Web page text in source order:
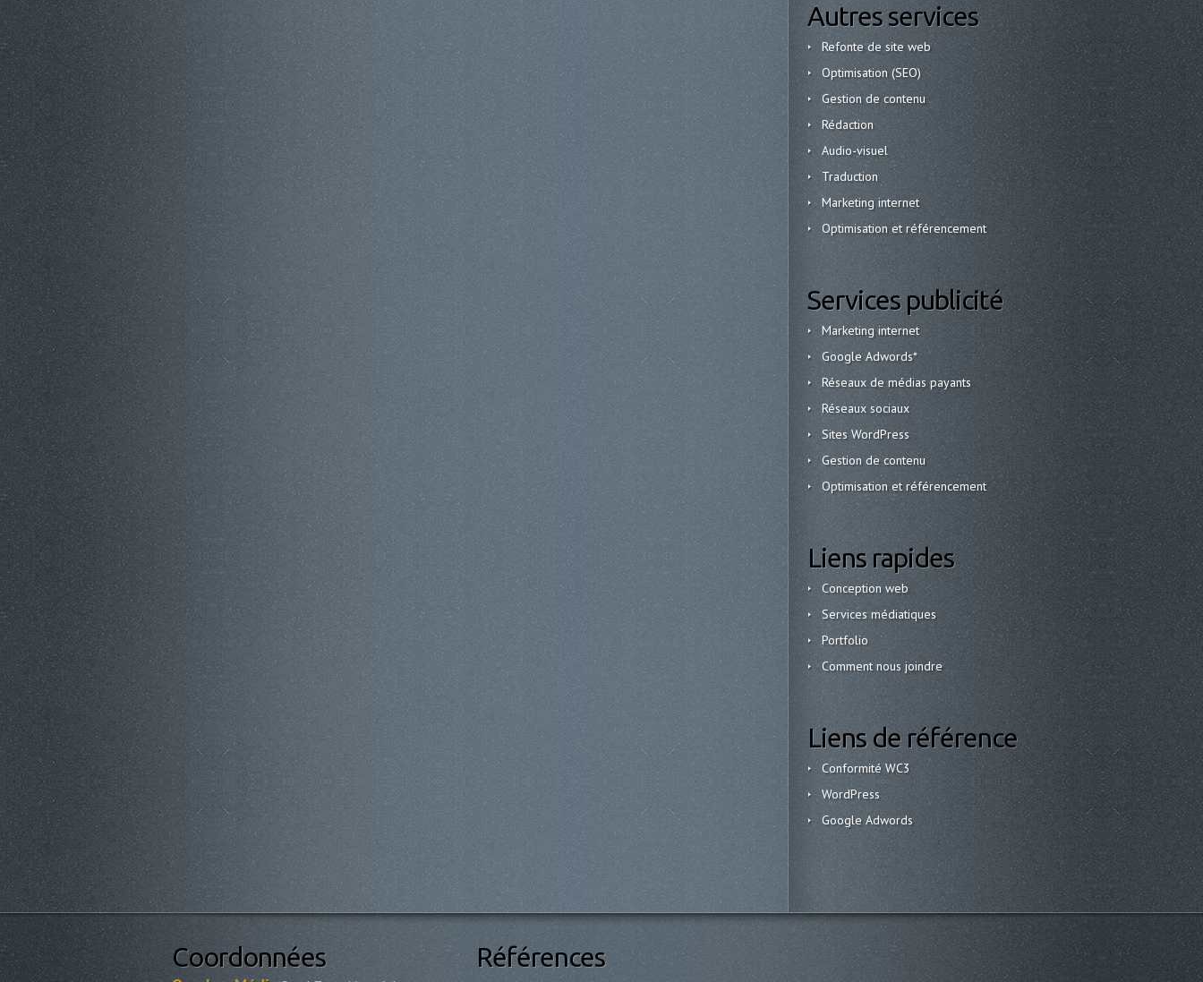
Autres services
Refonte de site web
Optimisation (SEO)
Gestion de contenu
Rédaction
Audio-visuel
Traduction
Marketing internet
Optimisation et référencement
Services publicité
Marketing internet
Google Adwords*
Réseaux de médias payants
Réseaux sociaux
Sites WordPress
Gestion de contenu
Optimisation et référencement
Liens rapides
Conception web
Services médiatiques
Portfolio
Comment nous joindre
Liens de référence
Conformité WC3
WordPress
Google Adwords
Coordonnées Références